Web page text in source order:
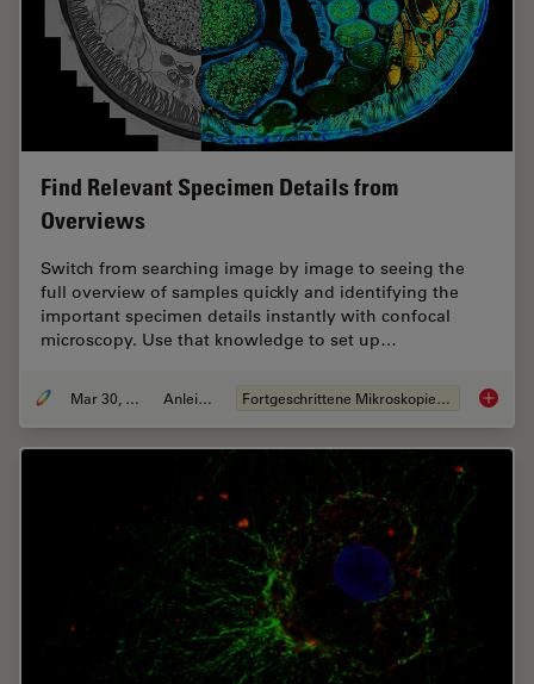
Find Relevant Specimen Details from
Overviews
Switch from searching image by image to seeing the
full overview of samples quickly and identifying the
important specimen details instantly with confocal
microscopy. Use that knowledge to set up…
Mar 30, 2022 Anleitung Fortgeschrittene Mikroskopietechniken Find